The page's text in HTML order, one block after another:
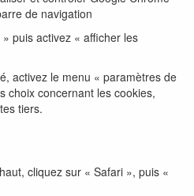
de navigation
puis activez « afficher les
activez le menu « paramètres de
choix concernant les cookies,
tiers.
cliquez sur « Safari », puis «